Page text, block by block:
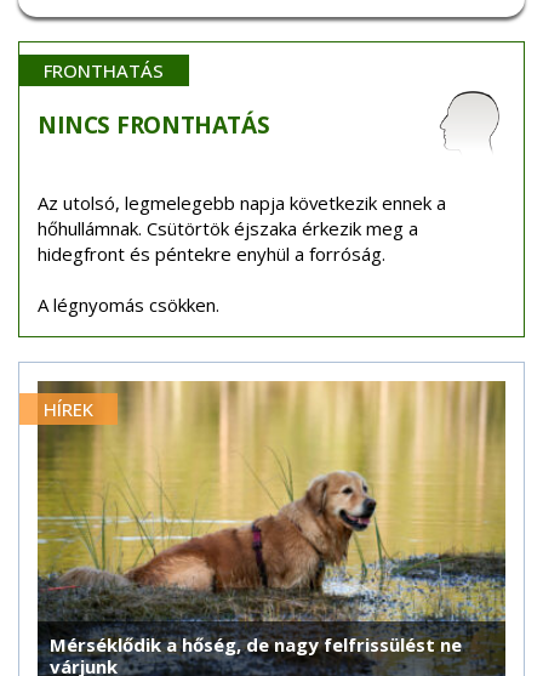
FRONTHATÁS
NINCS FRONTHATÁS
Az utolsó, legmelegebb napja következik ennek a
hőhullámnak. Csütörtök éjszaka érkezik meg a
hidegfront és péntekre enyhül a forróság.
A légnyomás csökken.
HÍREK
Mérséklődik a hőség, de nagy felfrissülést ne
várjunk